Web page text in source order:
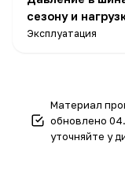
сезону и
Эксплуатация
Материал
обновлено
уточняйте у